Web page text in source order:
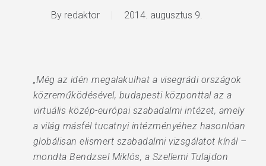
By redaktor 2014. augusztus 9.
„Még az idén megalakulhat a visegrádi országok
közreműködésével, budapesti központtal az a
virtuális közép-európai szabadalmi intézet, amely
a világ másfél tucatnyi intézményéhez hasonlóan
globálisan elismert szabadalmi vizsgálatot kínál –
mondta Bendzsel Miklós, a Szellemi Tulajdon